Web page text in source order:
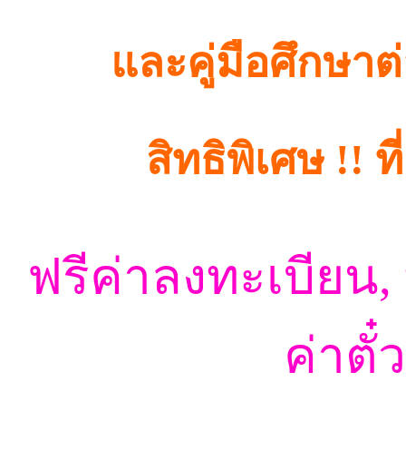
และคู่มือศึกษา
สิทธิพิเศษ !!
ฟรีค่าลงทะเบียน
ค่าตั๋